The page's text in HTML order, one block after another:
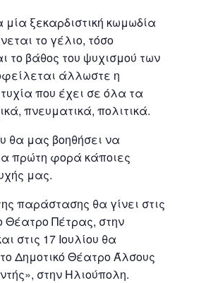
μία ξεκαρδιστική κωμωδία
το γέλιο, τόσο
το βάθος του ψυχισμού των
άλλωστε η
που έχει σε όλα τα
πνευματικά, πολιτικά.
θα μας βοηθήσει να
πρώτη φορά κάποιες
μας.
παράστασης θα γίνει στις
Θέατρο Πέτρας, στην
στις 17 Ιουλίου θα
Δημοτικό Θέατρο Άλσους
στην Ηλιούπολη.